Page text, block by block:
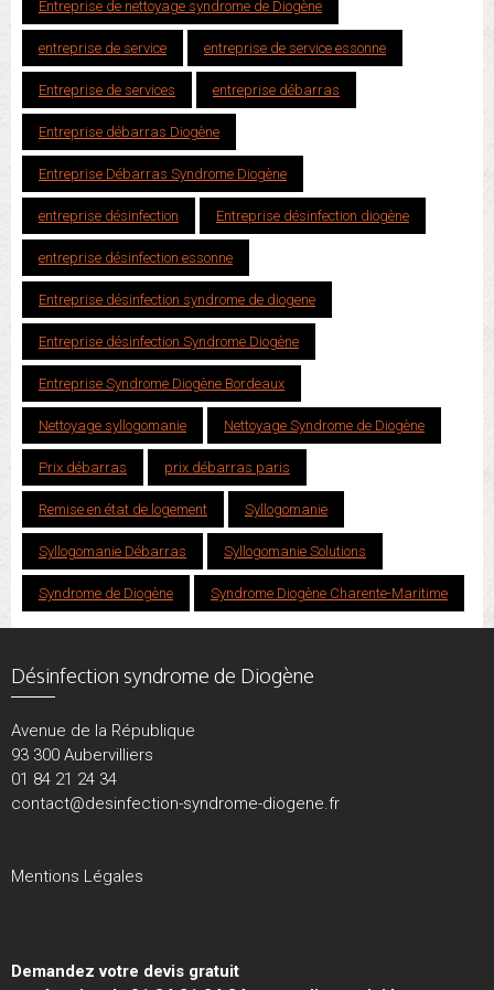
Entreprise de nettoyage syndrome de Diogène
entreprise de service entreprise de service essonne
Entreprise de services entreprise débarras
Entreprise débarras Diogène
Entreprise Débarras Syndrome Diogène
entreprise désinfection Entreprise désinfection diogène
entreprise désinfection essonne
Entreprise désinfection syndrome de diogene
Entreprise désinfection Syndrome Diogène
Entreprise Syndrome Diogène Bordeaux
Nettoyage syllogomanie Nettoyage Syndrome de Diogène
Prix débarras prix débarras paris
Remise en état de logement Syllogomanie
Syllogomanie Débarras Syllogomanie Solutions
Syndrome de Diogène Syndrome Diogène Charente-Maritime
Désinfection syndrome de Diogène
Avenue de la République
93 300 Aubervilliers
01 84 21 24 34
contact@desinfection-syndrome-diogene.fr
Mentions Légales
Demandez votre devis gratuit